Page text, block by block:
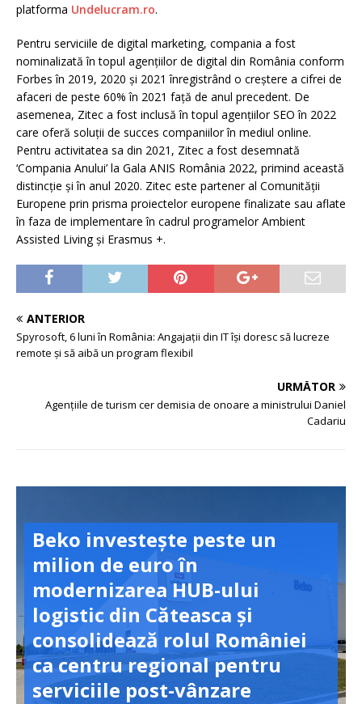
platforma Undelucram.ro.
Pentru serviciile de digital marketing, compania a fost
nominalizată în topul agențiilor de digital din România conform
Forbes în 2019, 2020 și 2021 înregistrând o creștere a cifrei de
afaceri de peste 60% în 2021 față de anul precedent. De
asemenea, Zitec a fost inclusă în topul agențiilor SEO în 2022
care oferă soluții de succes companiilor în mediul online.
Pentru activitatea sa din 2021, Zitec a fost desemnată
‘Compania Anului’ la Gala ANIS România 2022, primind această
distincție și în anul 2020. Zitec este partener al Comunității
Europene prin prisma proiectelor europene finalizate sau aflate
în faza de implementare în cadrul programelor Ambient
Assisted Living și Erasmus +.
ANTERIOR
Spyrosoft, 6 luni în România: Angajații din IT își doresc să lucreze
remote și să aibă un program flexibil
URMĂTOR
Agențiile de turism cer demisia de onoare a ministrului Daniel
Cadariu
Beko investește peste un
milion de euro în
modernizarea HUB-ului
logistic din Căteasca și
consolidează rolul României
ca centru regional pentru
serviciile post-vânzare